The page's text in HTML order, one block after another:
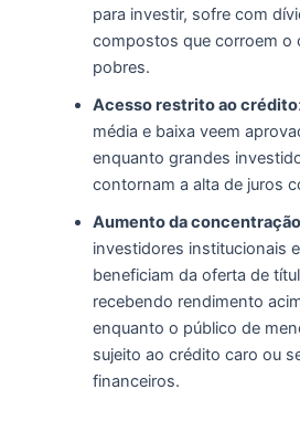
para investir, sofre com
compostos que corroem o
pobres.
Acesso restrito ao crédito
média e baixa veem
enquanto grandes
contornam a alta de juros
Aumento da
investidores institucionais
beneficiam da oferta de
recebendo rendimento
enquanto o público de
sujeito ao crédito caro ou
financeiros.